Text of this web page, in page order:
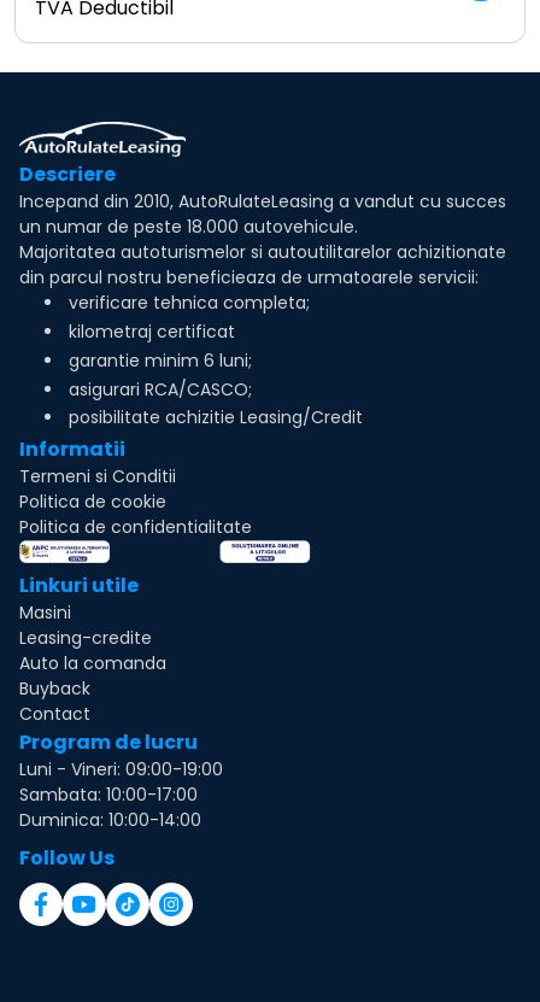
TVA Deductibil
Descriere
Incepand din 2010, AutoRulateLeasing a vandut cu succes
un numar de peste 18.000 autovehicule.
Majoritatea autoturismelor si autoutilitarelor achizitionate
din parcul nostru beneficieaza de urmatoarele servicii:
verificare tehnica completa;
kilometraj certificat
garantie minim 6 luni;
asigurari RCA/CASCO;
posibilitate achizitie Leasing/Credit
Informatii
Termeni si Conditii
Politica de cookie
Politica de confidentialitate
Linkuri utile
Masini
Leasing-credite
Auto la comanda
Buyback
Contact
Program de lucru
Luni - Vineri: 09:00-19:00
Sambata: 10:00-17:00
Duminica: 10:00-14:00
Follow Us